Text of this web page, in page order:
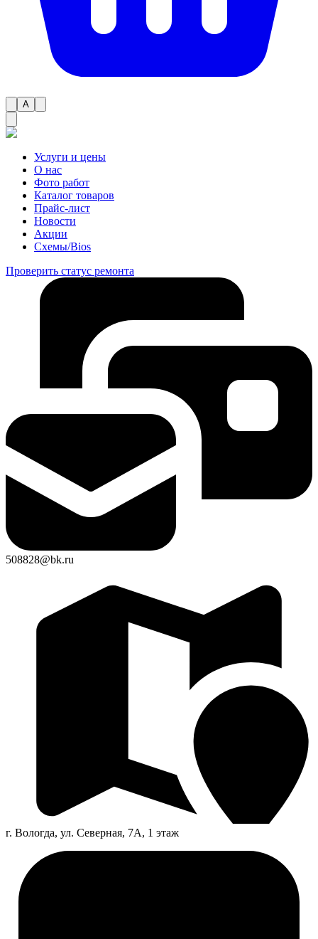
A
Услуги и цены
О нас
Фото работ
Каталог товаров
Прайс-лист
Новости
Акции
Схемы/Bios
Проверить статус ремонта
508828@bk.ru
г. Вологда, ул. Северная, 7А, 1 этаж